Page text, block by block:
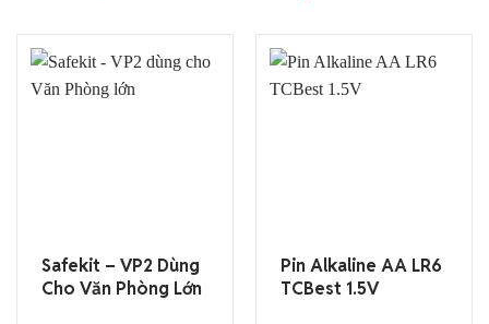
Safekit – VP2 Dùng
Cho Văn Phòng Lớn
Pin Alkaline AA LR6
TCBest 1.5V